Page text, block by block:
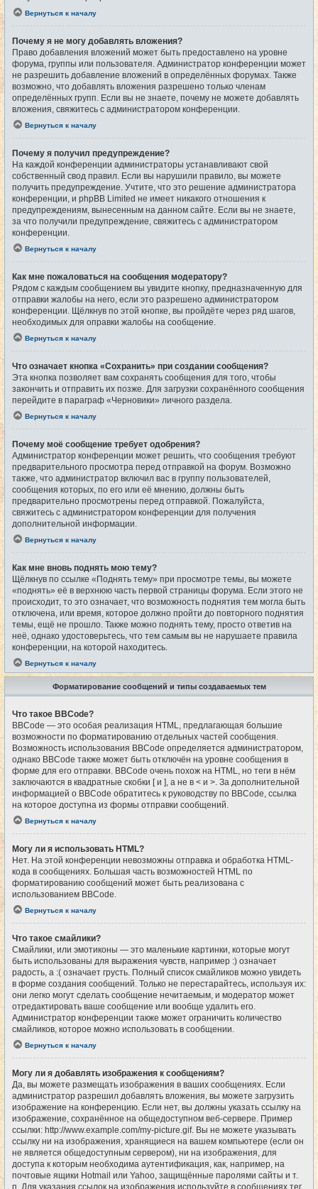
Вернуться к началу
Почему я не могу добавлять вложения?
Право добавления вложений может быть предоставлено на уровне
форума, группы или пользователя. Администратор конференции может
не разрешить добавление вложений в определённых форумах. Также
возможно, что добавлять вложения разрешено только членам
определённых групп. Если вы не знаете, почему не можете добавлять
вложения, свяжитесь с администратором конференции.
Вернуться к началу
Почему я получил предупреждение?
На каждой конференции администраторы устанавливают свой
собственный свод правил. Если вы нарушили правило, вы можете
получить предупреждение. Учтите, что это решение администратора
конференции, и phpBB Limited не имеет никакого отношения к
предупреждениям, вынесенным на данном сайте. Если вы не знаете,
за что получили предупреждение, свяжитесь с администратором
конференции.
Вернуться к началу
Как мне пожаловаться на сообщения модератору?
Рядом с каждым сообщением вы увидите кнопку, предназначенную для
отправки жалобы на него, если это разрешено администратором
конференции. Щёлкнув по этой кнопке, вы пройдёте через ряд шагов,
необходимых для оправки жалобы на сообщение.
Вернуться к началу
Что означает кнопка «Сохранить» при создании сообщения?
Эта кнопка позволяет вам сохранять сообщения для того, чтобы
закончить и отправить их позже. Для загрузки сохранённого сообщения
перейдите в параграф «Черновики» личного раздела.
Вернуться к началу
Почему моё сообщение требует одобрения?
Администратор конференции может решить, что сообщения требуют
предварительного просмотра перед отправкой на форум. Возможно
также, что администратор включил вас в группу пользователей,
сообщения которых, по его или её мнению, должны быть
предварительно просмотрены перед отправкой. Пожалуйста,
свяжитесь с администратором конференции для получения
дополнительной информации.
Вернуться к началу
Как мне вновь поднять мою тему?
Щёлкнув по ссылке «Поднять тему» при просмотре темы, вы можете
«поднять» её в верхнюю часть первой страницы форума. Если этого не
происходит, то это означает, что возможность поднятия тем могла быть
отключена, или время, которое должно пройти до повторного поднятия
темы, ещё не прошло. Также можно поднять тему, просто ответив на
неё, однако удостоверьтесь, что тем самым вы не нарушаете правила
конференции, на которой находитесь.
Вернуться к началу
Форматирование сообщений и типы создаваемых тем
Что такое BBCode?
BBCode — это особая реализация HTML, предлагающая большие
возможности по форматированию отдельных частей сообщения.
Возможность использования BBCode определяется администратором,
однако BBCode также может быть отключён на уровне сообщения в
форме для его отправки. BBCode очень похож на HTML, но теги в нём
заключаются в квадратные скобки [ и ], а не в < и >. За дополнительной
информацией о BBCode обратитесь к руководству по BBCode, ссылка
на которое доступна из формы отправки сообщений.
Вернуться к началу
Могу ли я использовать HTML?
Нет. На этой конференции невозможны отправка и обработка HTML-
кода в сообщениях. Большая часть возможностей HTML по
форматированию сообщений может быть реализована с
использованием BBCode.
Вернуться к началу
Что такое смайлики?
Смайлики, или эмотиконы — это маленькие картинки, которые могут
быть использованы для выражения чувств, например :) означает
радость, а :( означает грусть. Полный список смайликов можно увидеть
в форме создания сообщений. Только не перестарайтесь, используя их:
они легко могут сделать сообщение нечитаемым, и модератор может
отредактировать ваше сообщение или вообще удалить его.
Администратор конференции также может ограничить количество
смайликов, которое можно использовать в сообщении.
Вернуться к началу
Могу ли я добавлять изображения к сообщениям?
Да, вы можете размещать изображения в ваших сообщениях. Если
администратор разрешил добавлять вложения, вы можете загрузить
изображение на конференцию. Если нет, вы должны указать ссылку на
изображение, сохранённое на общедоступном веб-сервере. Пример
ссылки: http://www.example.com/my-picture.gif. Вы не можете указывать
ссылку ни на изображения, хранящиеся на вашем компьютере (если он
не является общедоступным сервером), ни на изображения, для
доступа к которым необходима аутентификация, как, например, на
почтовые ящики Hotmail или Yahoo, защищённые паролями сайты и т.
п. Для указания ссылок на изображения используйте в сообщениях тег